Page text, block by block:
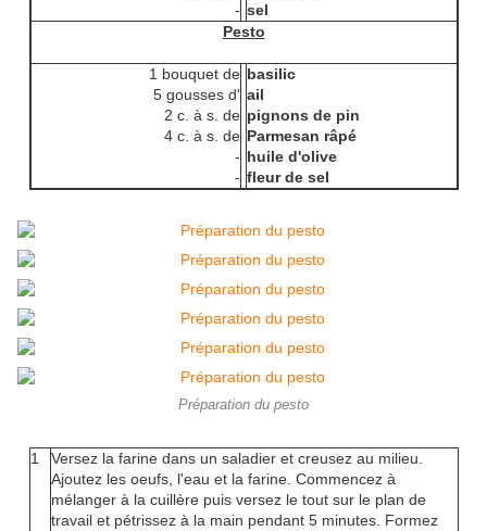
- sel
Pesto
1 bouquet de
5 gousses d'
2 c. à s. de
4 c. à s. de
-
-
basilic
ail
pignons de pin
Parmesan râpé
huile d'olive
fleur de sel
Préparation du pesto
1
Versez la farine dans un saladier et creusez au milieu.
Ajoutez les oeufs, l'eau et la farine. Commencez à
mélanger à la cuillère puis versez le tout sur le plan de
travail et pétrissez à la main pendant 5 minutes. Formez